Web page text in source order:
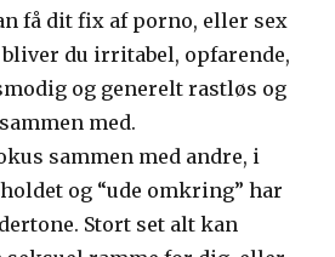
få dit fix af porno, eller sex
bliver du irritabel, opfarende,
og generelt rastløs og
med.
sammen med andre, i
og “ude omkring” har
Stort set alt kan